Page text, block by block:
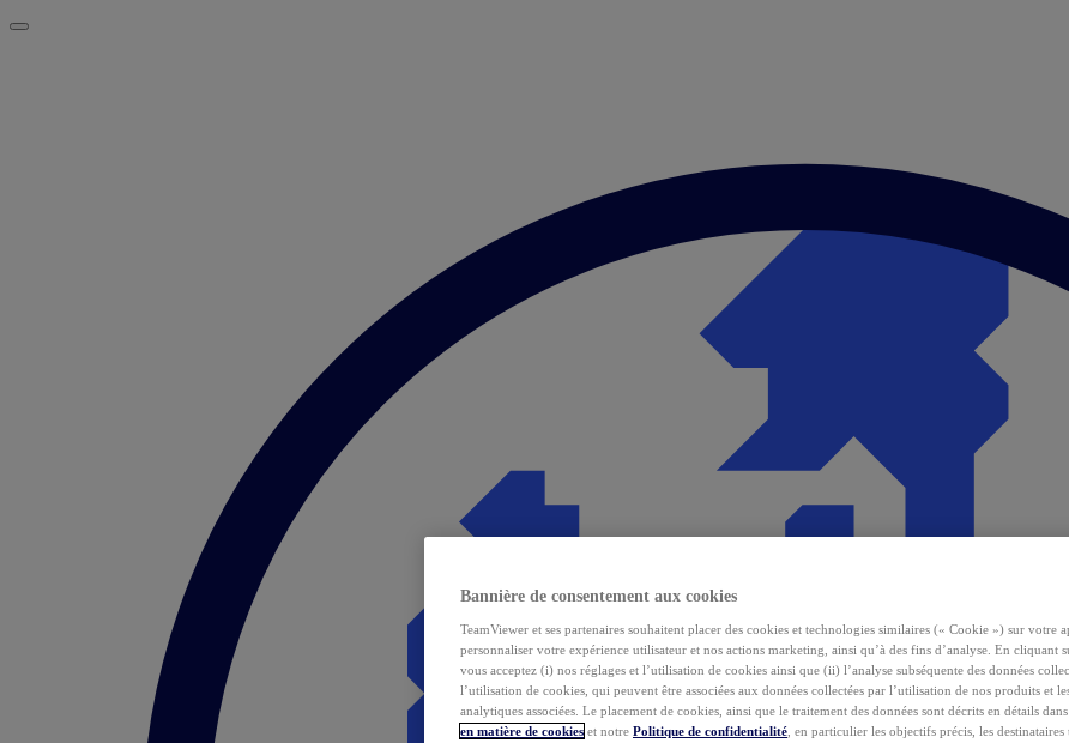
Bannière de consentement aux cookies
TeamViewer et ses partenaires souhaitent placer des cookies et technologies similaires (« Cookie ») sur votre
personnaliser votre expérience utilisateur et nos actions marketing, ainsi qu’à des fins d’analyse. En cliquant
vous acceptez (i) nos réglages et l’utilisation de cookies ainsi que (ii) l’analyse subséquente des données
l’utilisation de cookies, qui peuvent être associées aux données collectées par l’utilisation de nos produits et
analytiques associées. Le placement de cookies, ainsi que le traitement des données sont décrits en détails
en matière de cookies et notre Politique de confidentialité , en particulier les objectifs précis, les